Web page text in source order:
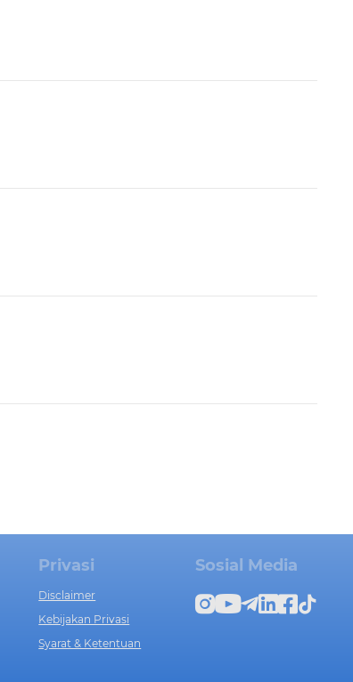
Privasi
Disclaimer
Kebijakan Privasi
Syarat & Ketentuan
Sosial Media